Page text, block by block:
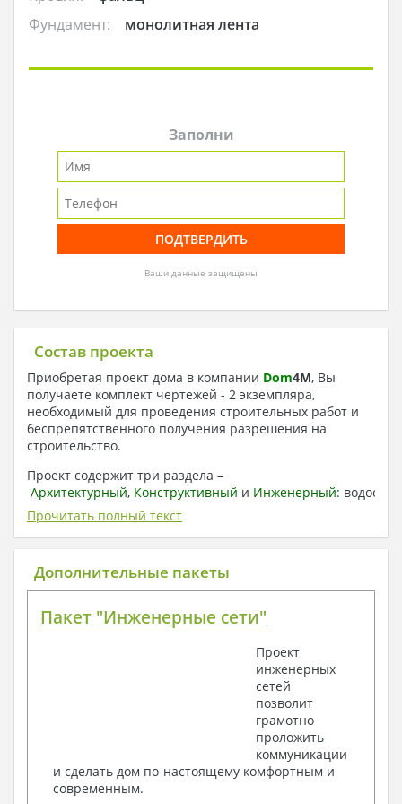
Фундамент:
монолитная лента
Заполни
Ваши данные защищены
Состав проекта
Приобретая проект дома в компании Dom4M, Вы
получаете комплект чертежей - 2 экземпляра,
необходимый для проведения строительных работ и
беспрепятственного получения разрешения на
строительство.
Проект содержит три раздела –
Архитектурный, Конструктивный и Инженерный:
отопление, вентиляция, канализация,
электроснабжение (приобретается за дополнительную
плату) + Пояснительная записка.
1. Архитектурный раздел:
План координационных осей
Поэтажные маркировочные планы с
Разрезы и состав конструкций
Фасады с ведомостью внешних отделок
Элементы проемов – спецификация
Ведомость перемычек – сечения и
спецификация
Экспликация полов
Прочитать полный текст
Дополнительные пакеты
Пакет "Инженерные сети"
Проект
инженерных
сетей
позволит
грамотно
проложить
коммуникации
и сделать дом по-настоящему комфортным и
современным.